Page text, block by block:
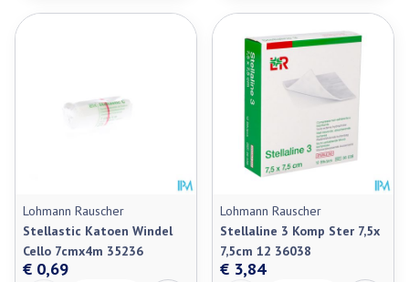
Lohmann Rauscher
Stellastic Katoen Windel
Cello 7cmx4m 35236
€ 0,69
Lohmann Rauscher
Stellaline 3 Komp Ster 7,5x
7,5cm 12 36038
€ 3,84